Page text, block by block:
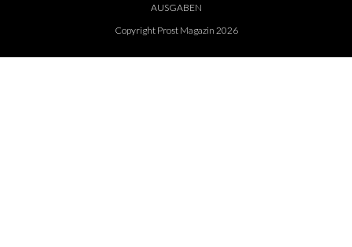
AUSGABEN
Copyright Prost Magazin 2026